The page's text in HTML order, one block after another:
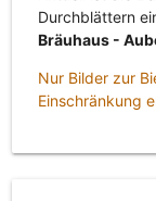
Durchblättern
Bräuhaus -
Nur Bilder zur
Einschränkung